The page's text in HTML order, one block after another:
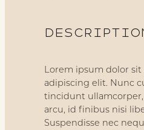
Lorem ipsum dolor
adipiscing elit. Nunc
tincidunt
arcu, id finibus nisi
Suspendisse nec